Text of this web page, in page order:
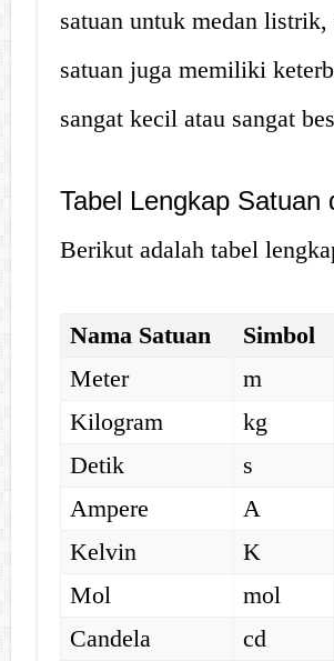
satuan untuk medan
satuan juga memiliki
sangat kecil atau sangat
Tabel Lengkap Satuan
Berikut adalah tabel
Nama Satuan Simbol
Meter
m
Kilogram
kg
Detik
s
Ampere
A
Kelvin
K
Mol
mol
Candela
cd